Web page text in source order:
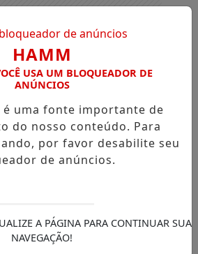
AGORA AO VIVO
HAMM
USA UM BLOQUEADOR DE
ANÚNCIOS
é uma fonte importante de
do nosso conteúdo. Para
por favor desabilite seu
de anúncios.
A PÁGINA PARA CONTINUAR SUA
NAVEGAÇÃO!